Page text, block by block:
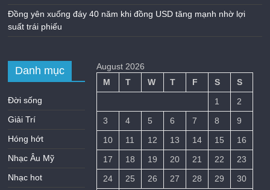
Đồng yên xuống đáy 40 năm khi đồng USD tăng mạnh nhờ lợi
suất trái phiếu
Danh mục
Đời sống
Giải Trí
Hóng hớt
Nhạc Âu Mỹ
Nhạc hot
August 2026
M
T W T F S
S
1
2
3
4 5 6 7 8
9
10
11 12 13 14 15
16
17
18 19 20 21 22
23
24
25 26 27 28 29
30